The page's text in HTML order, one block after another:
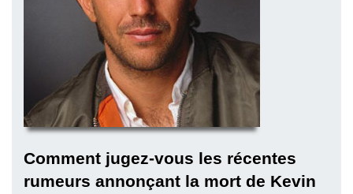
Comment jugez-vous les récentes
rumeurs annonçant la mort de Kevin